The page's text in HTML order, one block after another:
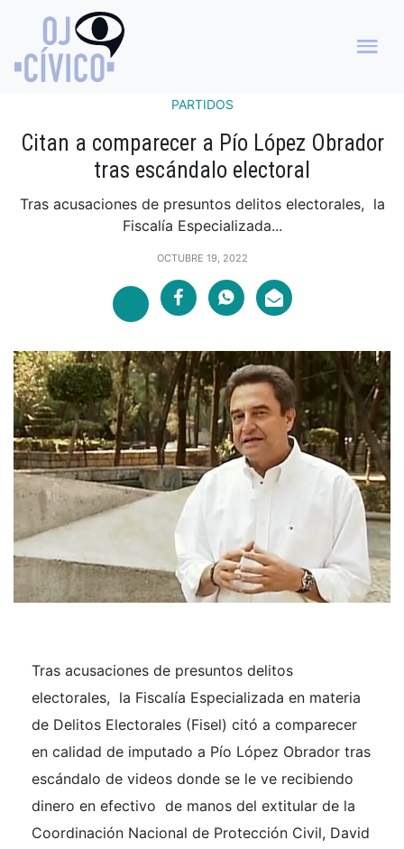
PARTIDOS
Citan a comparecer a Pío López Obrador
tras escándalo electoral
Tras acusaciones de presuntos delitos electorales, la
Fiscalía Especializada...
OCTUBRE 19, 2022
Tras acusaciones de presuntos delitos
electorales, la Fiscalía Especializada en materia
de Delitos Electorales (Fisel) citó a comparecer
en calidad de imputado a Pío López Obrador tras
escándalo de videos donde se le ve recibiendo
dinero en efectivo de manos del extitular de la
Coordinación Nacional de Protección Civil, David